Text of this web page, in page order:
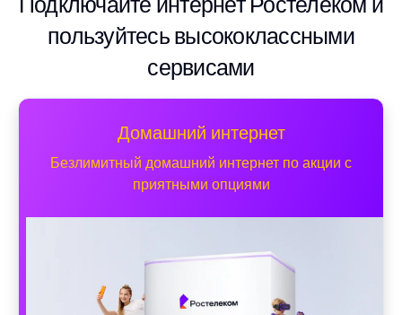
пользуйтесь высококлассными
сервисами
Домашний интернет
Безлимитный домашний интернет по акции с
приятными опциями